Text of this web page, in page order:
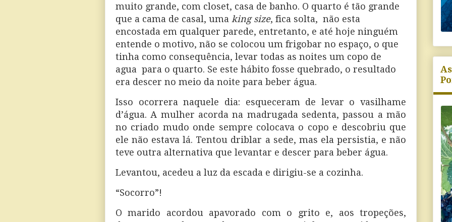
muito grande, com closet, casa de banho. O quarto é tão grande
que a cama de casal, uma king size, fica solta, não esta
encostada em qualquer parede, entretanto, e até hoje ninguém
entende o motivo, não se colocou um frigobar no espaço, o que
tinha como consequência, levar todas as noites um copo de
agua para o quarto. Se este hábito fosse quebrado, o resultado
era descer no meio da noite para beber água.
Isso ocorrera naquele dia: esqueceram de levar o vasilhame
d’água. A mulher acorda na madrugada sedenta, passou a mão
no criado mudo onde sempre colocava o copo e descobriu que
ele não estava lá. Tentou driblar a sede, mas ela persistia, e não
teve outra alternativa que levantar e descer para beber água.
Levantou, acedeu a luz da escada e dirigiu-se a cozinha.
“Socorro”!
O marido acordou apavorado com o grito e, aos tropeções,